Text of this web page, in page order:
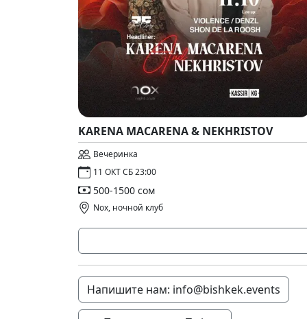
KARENA MACARENA & NEKHRISTOV
Вечеринка
11 ОКТ СБ 23:00
500-1500 сом
Nox, ​ночной клуб
Напишите нам: info@bishkek.events